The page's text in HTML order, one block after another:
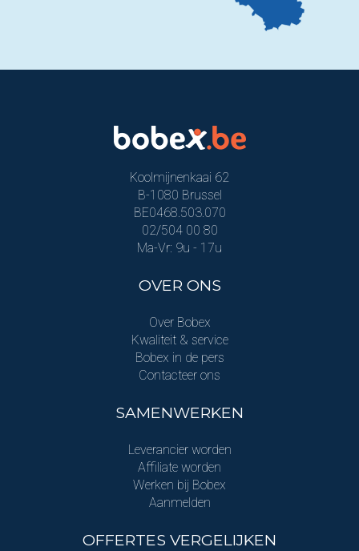
Koolmijnenkaai 62
B-1080 Brussel
BE0468.503.070
02/504 00 80
Ma-Vr: 9u - 17u
OVER ONS
Over Bobex
Kwaliteit & service
Bobex in de pers
Contacteer ons
SAMENWERKEN
Leverancier worden
Affiliate worden
Werken bij Bobex
Aanmelden
OFFERTES VERGELIJKEN